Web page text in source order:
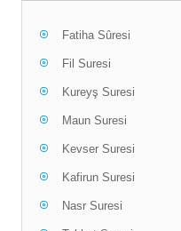
Fatiha Sûresi
Fil Suresi
Kureyş Suresi
Maun Suresi
Kevser Suresi
Kafirun Suresi
Nasr Suresi